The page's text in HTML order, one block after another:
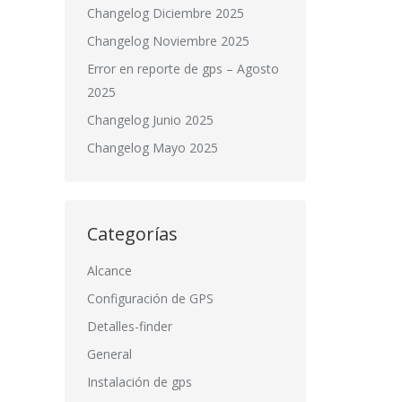
Changelog Diciembre 2025
Changelog Noviembre 2025
Error en reporte de gps – Agosto
2025
Changelog Junio 2025
Changelog Mayo 2025
Categorías
Alcance
Configuración de GPS
Detalles-finder
General
Instalación de gps